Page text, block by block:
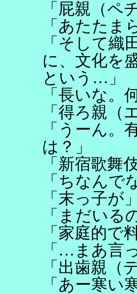
「屁親（ペ
「あたたま
「そして織
に、文化を
という…」
「長いな。
「得ろ親（
「うーん。
は？」
「新宿歌舞
「ちなんで
「末っ子が」
「まだいる
「家庭的で
「…まあ言
「出歯親（
「あー寒